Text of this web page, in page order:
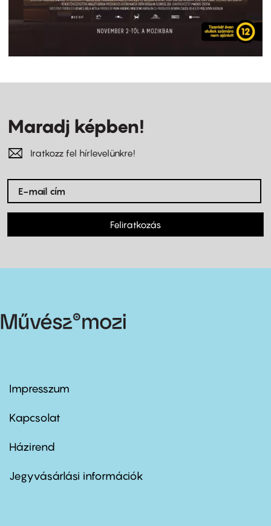
Maradj képben!
Iratkozz fel hírlevelünkre!
Feliratkozás
Footer
first
Impresszum
Kapcsolat
Footer
second
Házirend
Jegyvásárlási információk